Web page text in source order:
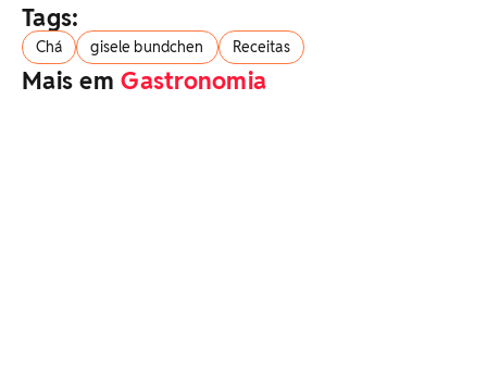
Tags:
Chá gisele bundchen Receitas
Mais emGastronomia